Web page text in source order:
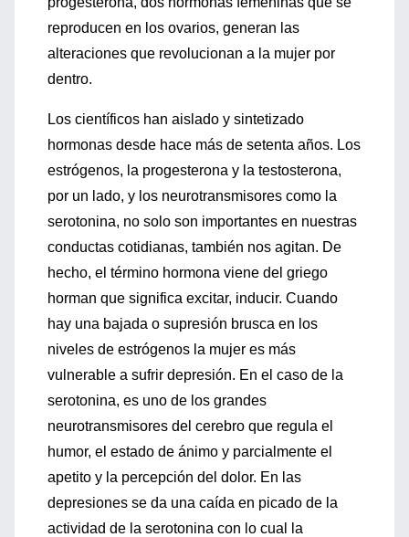
reproducen en los ovarios, generan las
alteraciones que revolucionan a la mujer por
dentro.
Los científicos han aislado y sintetizado
hormonas desde hace más de setenta años. Los
estrógenos, la progesterona y la testosterona,
por un lado, y los neurotransmisores como la
serotonina, no solo son importantes en nuestras
conductas cotidianas, también nos agitan. De
hecho, el término hormona viene del griego
horman que significa excitar, inducir. Cuando
hay una bajada o supresión brusca en los
niveles de estrógenos la mujer es más
vulnerable a sufrir depresión. En el caso de la
serotonina, es uno de los grandes
neurotransmisores del cerebro que regula el
humor, el estado de ánimo y parcialmente el
apetito y la percepción del dolor. En las
depresiones se da una caída en picado de la
actividad de la serotonina con lo cual la